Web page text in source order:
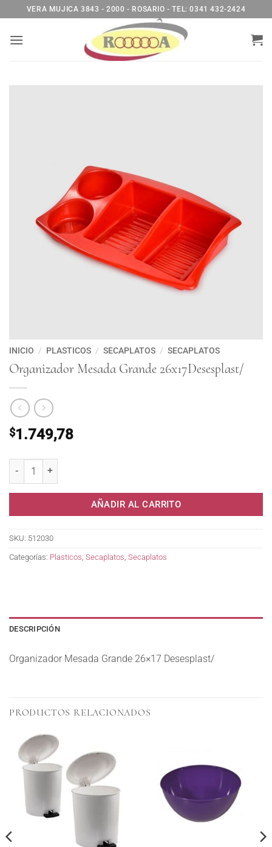
al
contenido
VERA MUJICA 3843 - 2000 - ROSARIO - TEL: 0341 432-2424
INICIO / PLASTICOS / SECAPLATOS / SECAPLATOS
Organizador Mesada Grande 26x17Desesplast/
$1.749,78
AÑADIR AL CARRITO
SKU: 512030
Categorías: Plasticos, Secaplatos, Secaplatos
DESCRIPCIÓN
Organizador Mesada Grande 26×17 Desesplast/
PRODUCTOS RELACIONADOS